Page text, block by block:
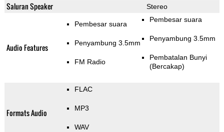
Saluran Speaker Stereo
Audio Features
Pembesar suara
Penyambung 3.5mm
FM Radio
Pembesar suara
Penyambung 3.5mm
Pembatalan Bunyi
(Bercakap)
Formats Audio
FLAC
MP3
WAV